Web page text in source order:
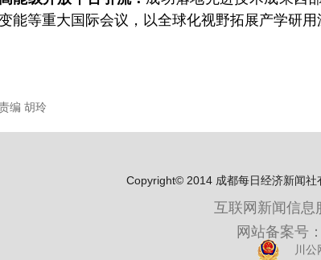
能等重大国际会议，以全球化视野拓展产学研用
编 胡玲
Copyright© 2014 成都每日经济新闻
互联网新闻信息
网站备案号
川